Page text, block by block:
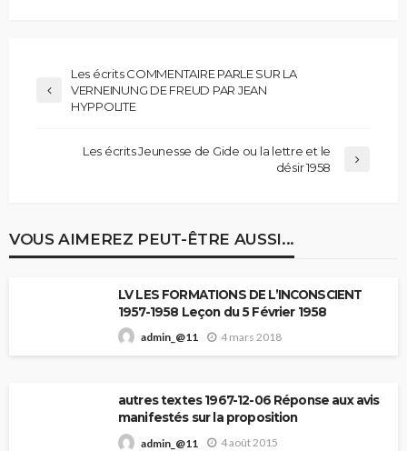
Les écrits COMMENTAIRE PARLE SUR LA
VERNEINUNG DE FREUD PAR JEAN
HYPPOLITE
Les écrits Jeunesse de Gide ou la lettre et le
désir 1958
VOUS AIMEREZ PEUT-ÊTRE AUSSI...
LV LES FORMATIONS DE L’INCONSCIENT
1957-1958 Leçon du 5 Février 1958
admin_@11 4 mars 2018
autres textes 1967-12-06 Réponse aux avis
manifestés sur la proposition
admin_@11 4 août 2015